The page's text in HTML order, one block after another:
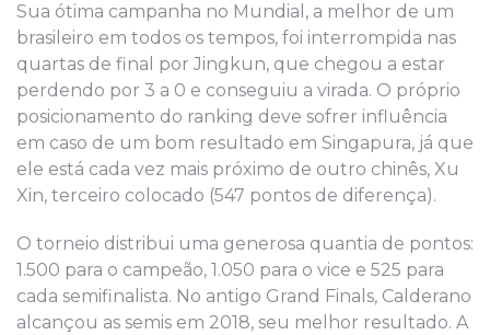
Sua ótima campanha no Mundial, a melhor de um
brasileiro em todos os tempos, foi interrompida nas
quartas de final por Jingkun, que chegou a estar
perdendo por 3 a 0 e conseguiu a virada. O próprio
posicionamento do ranking deve sofrer influência
em caso de um bom resultado em Singapura, já que
ele está cada vez mais próximo de outro chinês, Xu
Xin, terceiro colocado (547 pontos de diferença).
O torneio distribui uma generosa quantia de pontos:
1.500 para o campeão, 1.050 para o vice e 525 para
cada semifinalista. No antigo Grand Finals, Calderano
alcançou as semis em 2018, seu melhor resultado. A